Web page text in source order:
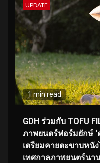
UPDATE
1 min read
GDH ร่วมกับ TOFU
ภาพยนตร์ฟอร์มยักษ์ ‘
เตรียมคายตะขาบหนั
เทศกาลภาพยนตร์นา